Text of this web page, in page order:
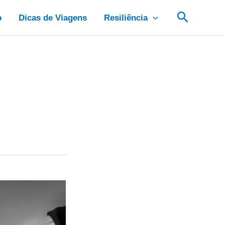
Dicas de Viagens Resiliência